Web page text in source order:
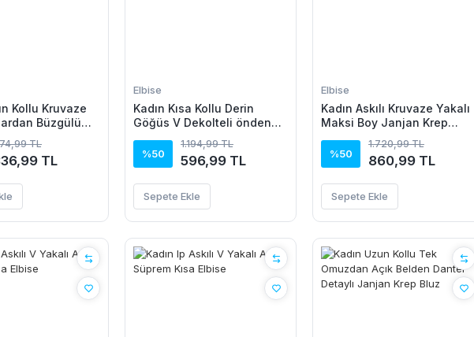
Kollu Kruvaze
Büzgülü
TL
TL
Elbise
Kadın Kısa Kollu Derin
Göğüs V Dekolteli önden
Kısa Süprem Elbise
%50
1.194,99 TL
596,99 TL
Sepete Ekle
Elbise
Kadın Askılı Kruvaze Yakalı
Maksi Boy Janjan Krep
%50
1.720,99 TL
860,99 TL
Sepete Ekle